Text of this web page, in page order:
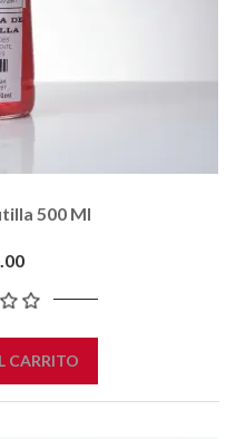
500 Ml
CARRITO